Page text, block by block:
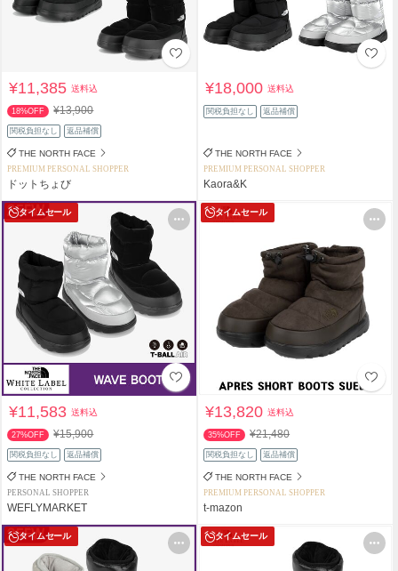
¥11,385送料込
18%OFF ¥13,900
関税負担なし 返品補償
THE NORTH FACE
PREMIUM PERSONAL SHOPPER
ドットちょび
¥18,000送料込
関税負担なし 返品補償
THE NORTH FACE
PREMIUM PERSONAL SHOPPER
Kaora&K
タイムセール
¥11,583送料込
27%OFF ¥15,900
関税負担なし 返品補償
THE NORTH FACE
PERSONAL SHOPPER
WEFLYMARKET
タイムセール
¥13,820送料込
35%OFF ¥21,480
関税負担なし 返品補償
THE NORTH FACE
PREMIUM PERSONAL SHOPPER
t-mazon
タイムセール タイムセール